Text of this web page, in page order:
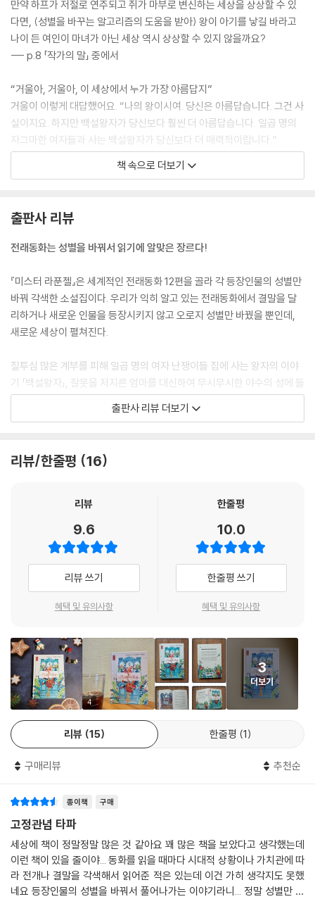
만약 하프가 저절로 연주되고 쥐가 마부로 변신하는 세상을 상상할 수 있
다면, (성별을 바꾸는 알고리즘의 도움을 받아) 왕이 아기를 낳길 바라고
나이 든 여인이 마녀가 아닌 세상 역시 상상할 수 있지 않을까요?
--- p.8 「작가의 말」 중에서
“거울아, 거울아, 이 세상에서 누가 가장 아름답지”
거울이 이렇게 대답했어요. “나의 왕이시여. 당신은 아름답습니다. 그건 사
실이지요. 하지만 백설왕자가 당신보다 훨씬 더 아름답습니다. 일곱 명의
자그마한 여자들과 사는 백설왕자가 당신보다 더 매력적이랍니다.”
--- p.26 「백설왕자」 중에서
“라푼젤, 라푼젤, 네 황금 수염을 내려다오.”
그러자 라푼젤이 땋은 수염을 내렸고 마법사는 그걸 잡고 탑을 올라갔어
“아, 그러니까 저걸 계단 삼아 올라가는 거였구나? 그렇다면 나도 올라가
운을 시험해봐야겠다.”
다음 날 새벽녘, 공주는 탑 밑으로 가서 외쳤어요.
“라푼젤, 라푼젤, 네 황금 수염을 내려다오.”
거인은 이렇게 말하면서 재클린을 성으로 질질 끌고 갔어요. 가여운 재클
린은 완전히 겁에 질렸지요. 우리가 재클린의 상황에 놓였다면 분명 우리
도 그랬을 거예요. 하지만 재클린은 내 가 이렇게 겁을 먹다니, 여자로서 망
신도 그런 망신이 없다고 생각했어요. 그래서 남은 힘을 쥐어짜 용기를 내
--- p.94 「재클린과 콩나무」 중에서
요. 신더는 숨을 헉헉 내쉬며 허름한 옷차림으로 집에 도착했어요. 화려한
옷은 다 사라졌고 덜렁 유리구두 한 짝 만 남았지요.
공주는 궁전의 문지기들에게 왕자가 나가는 걸 봤는지 물어보았어요.
문지기들은 젊은 청년 외에는 아무도 나가는 걸 보지 못했는데 옷차림이
아주 형편없어 귀족이라기보다는 가난한 시골 사람 같았다고 대답했어요.
--- p.121 「신더와 유리구두」 중에서
이제 야수가 친숙해진 미남이 바로 “아니오”라고 대답하면 야수는 우울한
표정으로 방을 나갔습니다. 하지만 미남은 꿈속에서 아름다운 공주를 만날
수 있어 안타까운 야수는 금방 잊을 수 있었어요. 미남의 마음을 유일하게
어지럽혔던 건 겉모습을 믿지 말라는 공주의 반복되는 말이었어요. 마음이
가는 대로 따라야지 눈을 믿지 말라는 거였지요.
--- p.184 「미남과 야수」 중에서
책 속으로 더보기
출판사 리뷰
전래동화는 성별을 바꿔서 읽기에 알맞은 장르다!
『미스터 라푼젤』은 세계적인 전래동화 12편을 골라 각 등장인물의 성별만
바꿔 각색한 소설집이다. 우리가 익히 알고 있는 전래동화에서 결말을 달
리하거나 새로운 인물을 등장시키지 않고 오로지 성별만 바꿨을 뿐인데,
새로운 세상이 펼쳐진다.
질투심 많은 계부를 피해 일곱 명의 여자 난쟁이들 집에 사는 왕자의 이야
기 「백설왕자」, 잘못을 저지른 엄마를 대신하여 무시무시한 야수의 성에 들
어간 막내아들의 이야기 「미남과 야수」, 탑 꼭대기에 갇힌 왕자와 왕자의
긴 수염을 잡고 매일 탑을 오르는 공주의 이야기 「미스터 라푼젤」, 엄마를
토대가 된다. 특히 선과 악의 차이점, 사회 전반에 흐르는 도덕률을 가르쳐
써 수세기 동안 견고하게 쌓인 고정관념에 도전하는 책이다. 우리는 이 익
숙하지만 완전히 새로운 이야기를 읽으며 각 등장인물이 어떻게 행동할 거
라는 편견이 사라지는 경험을 하고, 성별을 뛰어넘는 매력적인 인물들을
남자아이가 거리낌 없이 도움을 요청할 수 있는 세상을 위하여
아빠와 엄마가 직접 만든 책
『미스터 라푼젤』은 크리에이티브 테크놀로지스트인 조나단 플랙켓이 개
발한 ‘성별 반전 알고리즘(어떤 문장에서든 성별을 나타내는 단어를 골라
자동으로 바꿔주는 프로그램)’을 이용하여 만든 책이다. 그의 아내 캐리 프
란스만이 이 알고리즘을 오래된 전래동화에 적용시켜보자고 제안한 덕분
실제로 조나단 플랙켓이 어렸을 때 그의 아버지가 매일 밤 잠들기 전에 책
다고 한다. 덕분에 구태의연한 성별 고정관념을 따르지 않고 신선한 세계
를 경험할 수 있었다며, 자신의 창의력의 근원을 밝혔다.
한편 만화가인 캐리 프란스만은 ‘성별 반전 전래동화’라는 콘셉트에 맞춰
서 12편의 등장인물들을 새로 그렸다. 특히 소극적인 자세와 목구멍이 다
보이도록 크게 벌린 입, 가슴과 허리에 딱 들러붙고 허리 밑부터는 퍼지는
출판사 리뷰 더보기
리뷰/한줄평 16
리뷰
9.6
리뷰 쓰기
혜택 및 유의사항
한줄평
10.0
한줄평 쓰기
혜택 및 유의사항
4
3
더보기
리뷰 15 한줄평 1
구매리뷰 추천순
종이책 구매
고정관념 타파
세상에 책이 정말정말 많은 것 같아요 꽤 많은 책을 보았다고 생각했는데
이런 책이 있을 줄이야... 동화를 읽을 때마다 시대적 상황이나 가치관에 따
라 전개나 결말을 각색해서 읽어준 적은 있는데 이건 가히 생각지도 못했
네요 등장인물의 성별을 바꿔서 풀어나가는 이야기라니... 정말 성별만 바